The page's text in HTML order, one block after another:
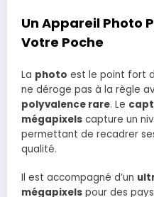
Un Appareil Photo
Votre Poche
La photo est le point fort
ne déroge pas à la règle
polyvalence rare. Le
mégapixels capture un
permettant de recadrer
qualité.
Il est accompagné d’un
mégapixels pour des